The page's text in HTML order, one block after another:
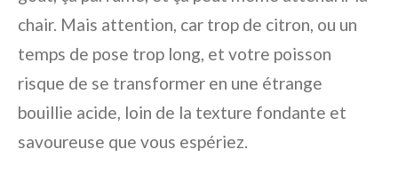
chair. Mais attention, car trop de citron, ou un
temps de pose trop long, et votre poisson
risque de se transformer en une étrange
bouillie acide, loin de la texture fondante et
savoureuse que vous espériez.